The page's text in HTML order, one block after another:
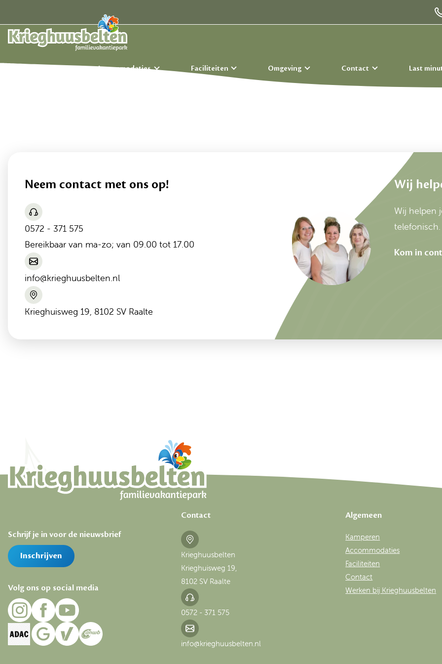
Accommodaties Faciliteiten Omgeving Contact Last
Neem contact met ons op!
0572 - 371 575
Bereikbaar van ma-zo; van 09.00 tot 17.00
info@krieghuusbelten.nl
Krieghuisweg 19, 8102 SV Raalte
Wij
Wij helpen
telefonisch.
Kom in
Schrijf je in voor de nieuwsbrief
Inschrijven
Volg ons op social media
Contact
Krieghuusbelten
Krieghuisweg 19,
8102 SV Raalte
0572 - 371 575
info@krieghuusbelten.nl
Algemeen
Kamperen
Accommodaties
Faciliteiten
Contact
Werken bij Krieghuusbelten